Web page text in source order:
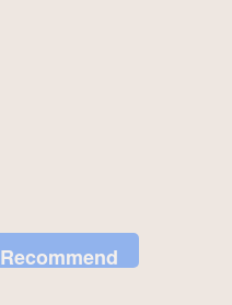
Recommend